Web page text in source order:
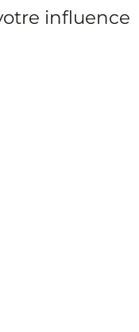
influence